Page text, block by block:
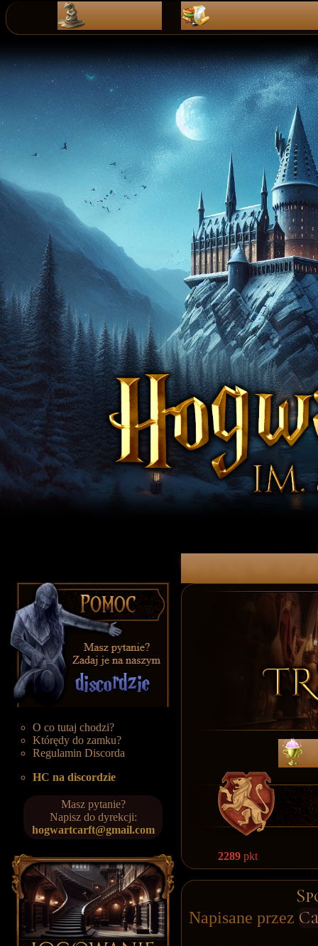
ZaPiSy
O co tutaj chodzi?
Którędy do zamku?
Regulamin Discorda
HC na discordzie
Masz pytanie?
Napisz do dyrekcji:
hogwartcarft@gmail.com
witaj w
2289pkt
Napisane przez